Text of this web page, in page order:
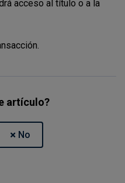
acceso al título o a la
artículo?